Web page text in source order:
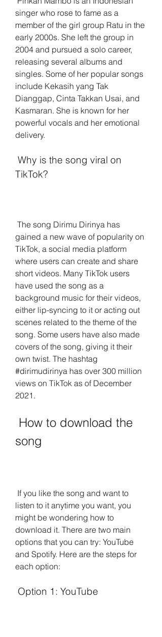
singer who rose to fame as a
member of the girl group Ratu in the
early 2000s. She left the group in
2004 and pursued a solo career,
releasing several albums and
singles. Some of her popular songs
include Kekasih yang Tak
Dianggap, Cinta Takkan Usai, and
Kasmaran. She is known for her
powerful vocals and her emotional
delivery.
TikTok?
gained a new wave of popularity on
TikTok, a social media platform
where users can create and share
short videos. Many TikTok users
have used the song as a
background music for their videos,
either lip-syncing to it or acting out
scenes related to the theme of the
song. Some users have also made
covers of the song, giving it their
own twist. The hashtag
#dirimudirinya has over 300 million
views on TikTok as of December
2021.
song
listen to it anytime you want, you
might be wondering how to
download it. There are two main
options that you can try: YouTube
and Spotify. Here are the steps for
each option:
Option 1: YouTube